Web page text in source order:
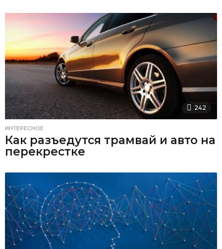
242
ИНТЕРЕСНОЕ
Как разъедутся трамвай и авто на
перекрестке